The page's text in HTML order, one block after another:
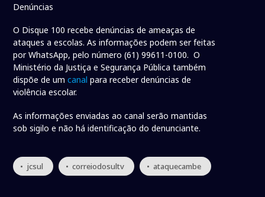
Denúncias
O Disque 100 recebe denúncias de ameaças de
ataques a escolas. As informações podem ser feitas
por WhatsApp, pelo número (61) 99611-0100. O
Ministério da Justiça e Segurança Pública também
dispõe de umcanal para receber denúncias de
violência escolar.
As informações enviadas ao canal serão mantidas
sob sigilo e não há identificação do denunciante.
• jcsul • correiodosultv • ataquecambe